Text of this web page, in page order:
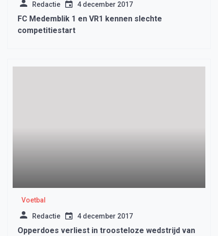
Redactie 4 december 2017
FC Medemblik 1 en VR1 kennen slechte
competitiestart
Voetbal
Redactie 4 december 2017
Opperdoes verliest in troosteloze wedstrijd van